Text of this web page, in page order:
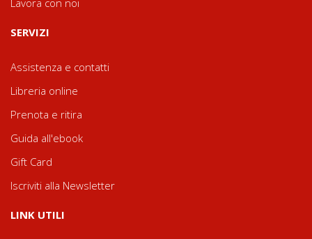
Lavora con noi
SERVIZI
Assistenza e contatti
Libreria online
Prenota e ritira
Guida all'ebook
Gift Card
Iscriviti alla Newsletter
LINK UTILI